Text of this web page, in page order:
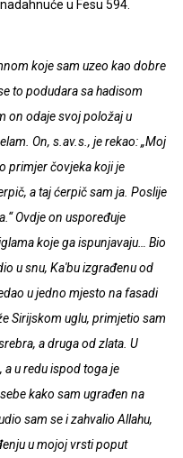
u Fesu 594.
koje sam uzeo kao dobre
to podudara sa hadisom
on odaje svoj položaj u
On, s.av.s., je rekao: „Moj
primjer čovjeka koji je
a taj ćerpič sam ja. Poslije
Ovdje on uspoređuje
koje ga ispunjavaju… Bio
u snu, Ka'bu izgrađenu od
u jedno mjesto na fasadi
Sirijskom uglu, primjetio sam
a druga od zlata. U
a u redu ispod toga je
kako sam ugrađen na
sam se i zahvalio Allahu,
u mojoj vrsti poput